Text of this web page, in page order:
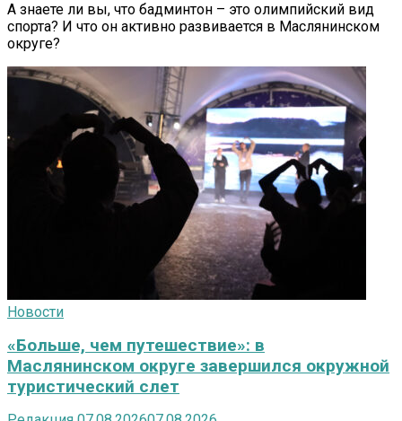
А знаете ли вы, что бадминтон – это олимпийский вид
спорта? И что он активно развивается в Маслянинском
округе?
Новости
«Больше, чем путешествие»: в
Маслянинском округе завершился окружной
туристический слет